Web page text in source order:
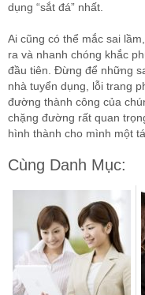
dụng “sắt đá” nhất.
Ai cũng có thể mắc sai
ra và nhanh chóng khắc
đầu tiên. Đừng để những
nhà tuyển dụng, lỗi trang
đường thành công của
chặng đường rất quan
hình thành cho mình một
Cùng Danh Mục: